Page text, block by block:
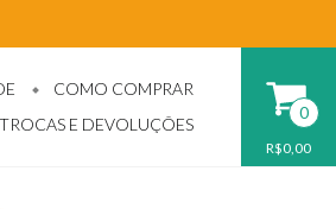
COMO COMPRAR
TROCAS E DEVOLUÇÕES
0
R$0,00